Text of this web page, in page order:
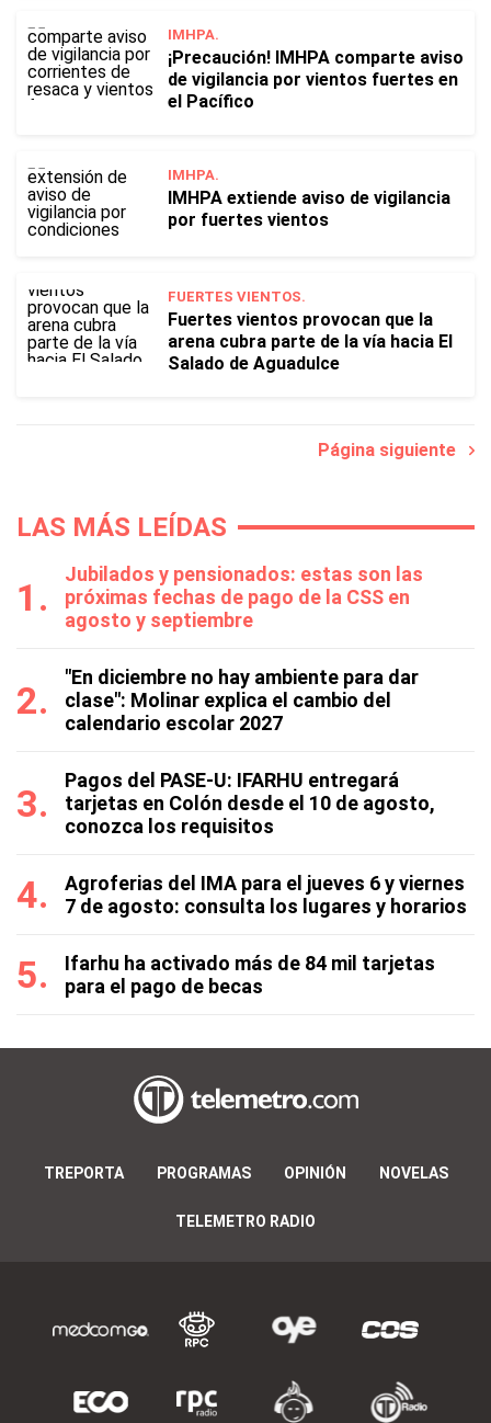
IMHPA.
¡Precaución! IMHPA comparte aviso
de vigilancia por vientos fuertes en
el Pacífico
IMHPA.
IMHPA extiende aviso de vigilancia
por fuertes vientos
FUERTES VIENTOS.
Fuertes vientos provocan que la
arena cubra parte de la vía hacia El
Salado de Aguadulce
Página siguiente
LAS MÁS LEÍDAS
Jubilados y pensionados: estas son las
próximas fechas de pago de la CSS en
agosto y septiembre
"En diciembre no hay ambiente para dar
clase": Molinar explica el cambio del
calendario escolar 2027
Pagos del PASE-U: IFARHU entregará
tarjetas en Colón desde el 10 de agosto,
conozca los requisitos
Agroferias del IMA para el jueves 6 y viernes
7 de agosto: consulta los lugares y horarios
Ifarhu ha activado más de 84 mil tarjetas
para el pago de becas
TREPORTA PROGRAMAS OPINIÓN NOVELAS
TELEMETRO RADIO